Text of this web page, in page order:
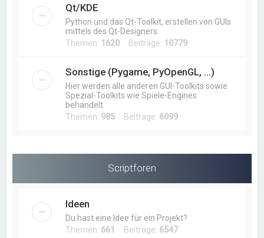
Qt/KDE
Python und das Qt-Toolkit, erstellen von GUIs
mittels des Qt-Designers.
Themen: 1620 Beiträge: 10779
Sonstige (Pygame, PyOpenGL, ...)
Hier werden alle anderen GUI-Toolkits sowie
Spezial-Toolkits wie Spiele-Engines
behandelt.
Themen: 985 Beiträge: 6099
Scriptforen
Ideen
Du hast eine Idee für ein Projekt?
Themen: 661 Beiträge: 6547